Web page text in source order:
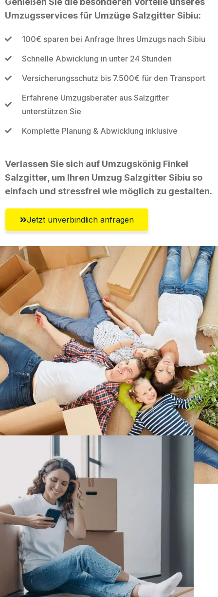
Umzugsservices für Umzüge Salzgitter Sibiu:
100€ sparen bei Anfrage Ihres Umzugs nach Sibiu
Schnelle Abwicklung in unter 24 Stunden
Versicherungsschutz bis 7.500€ für den Transport
Erfahrene Umzugsberater aus Salzgitter
unterstützen Sie
Komplette Planung & Abwicklung inklusive
Verlassen Sie sich auf Umzugskönig Finkel
Salzgitter, um Ihren Umzug Salzgitter Sibiu so
einfach und stressfrei wie möglich zu gestalten.
Jetzt unverbindlich anfragen